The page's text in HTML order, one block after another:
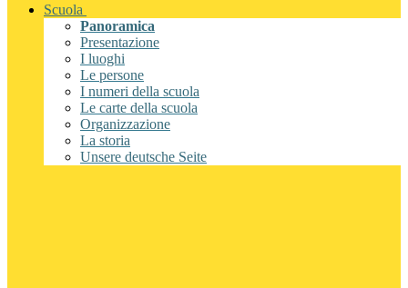
Scuola
Panoramica
Presentazione
I luoghi
Le persone
I numeri della scuola
Le carte della scuola
Organizzazione
La storia
Unsere deutsche Seite